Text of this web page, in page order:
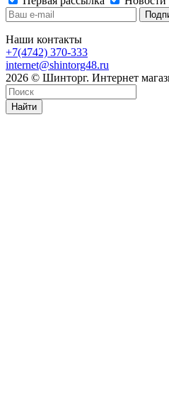
Наши контакты
+7(4742) 370-333
internet@shintorg48.ru
2026 © Шинторг. Интернет
Найти